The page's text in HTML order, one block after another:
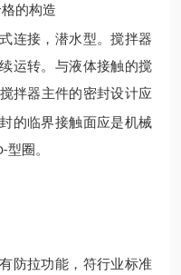
的构造
连接，潜水型。搅拌器
运转。与液体接触的搅
拌器主件的密封设计应
的临界接触面应是机械
型圈。
防拉功能，符行业标准